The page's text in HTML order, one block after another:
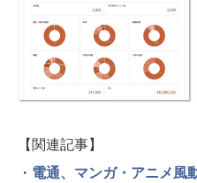
【関連記事】
・ 電通、マンガ・アニメ風